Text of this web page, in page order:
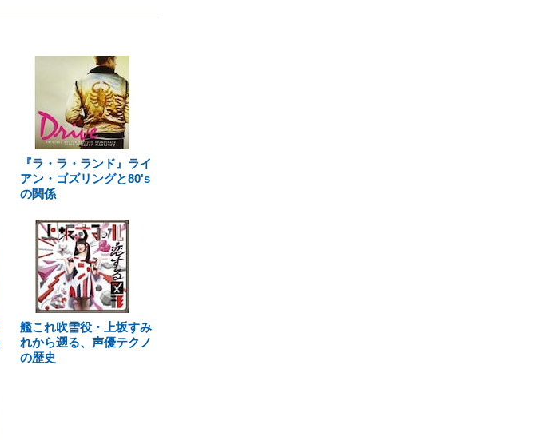
『ラ・ラ・ランド』ライ
アン・ゴズリングと80's
の関係
艦これ吹雪役・上坂すみ
れから遡る、声優テクノ
の歴史